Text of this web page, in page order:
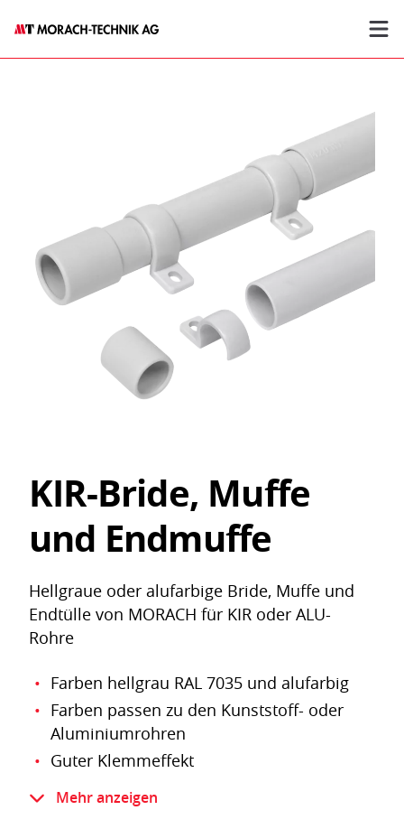
KIR-Bride, Muffe
und Endmuffe
Hellgraue oder alufarbige Bride, Muffe und
Endtülle von MORACH für KIR oder ALU-
Rohre
Farben hellgrau RAL 7035 und alufarbig
Farben passen zu den Kunststoff- oder
Aluminiumrohren
Guter Klemmeffekt
Bruchfester Kunststoff, zäh und formstabil
Mehr anzeigen